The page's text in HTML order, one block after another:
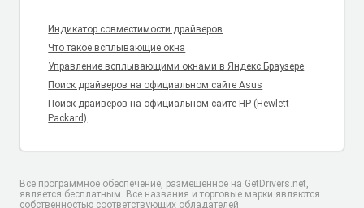
Индикатор совместимости драйверов
Что такое всплывающие окна
Управление всплывающими окнами в Яндекс.Браузере
Поиск драйверов на официальном сайте Asus
Поиск драйверов на официальном сайте HP (Hewlett-
Packard)
Все программное обеспечение, размещённое на GetDrivers.net,
является бесплатным. Все названия и торговые марки являются
собственностью соответствующих обладателей.